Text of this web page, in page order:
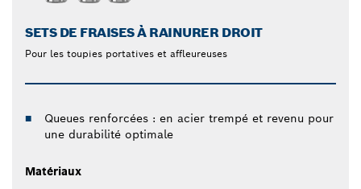
SETS DE FRAISES À RAINURER DROIT
Pour les toupies portatives et affleureuses
Queues renforcées : en acier trempé et revenu pour
une durabilité optimale
Matériaux